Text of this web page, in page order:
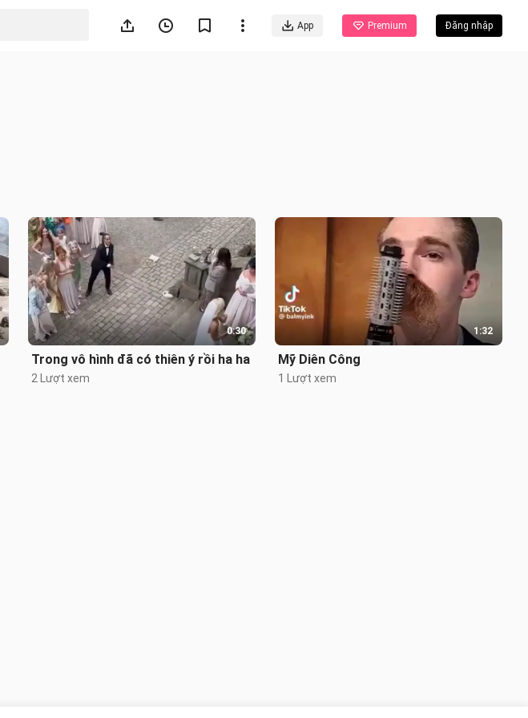
App Premium Đăng nhập
0:30
Trong vô hình đã có thiên ý rồi ha ha
2 Lượt xem
1:32
Mỹ Diên Công
1 Lượt xem